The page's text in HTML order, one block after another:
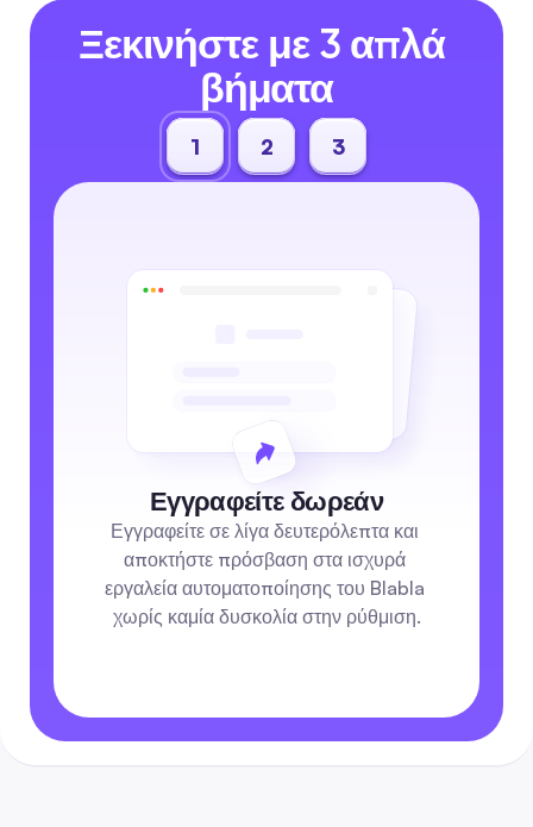
Ξεκινήστε με 3 απλά
βήματα
1 2 3
Εγγραφείτε δωρεάν
Εγγραφείτε σε λίγα δευτερόλεπτα και
αποκτήστε πρόσβαση στα ισχυρά
εργαλεία αυτοματοποίησης του Blabla
χωρίς καμία δυσκολία στην ρύθμιση.